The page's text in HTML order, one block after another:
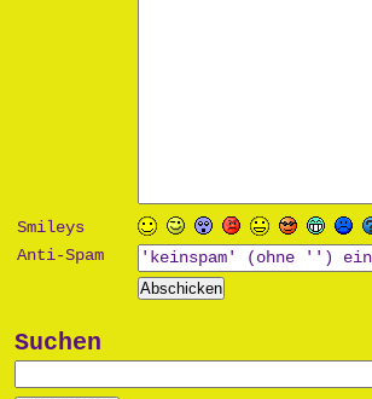
Smileys
Anti-Spam
Suchen